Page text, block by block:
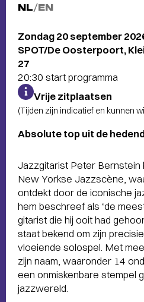
NL/EN
Zondag 20 september
SPOT/De Oosterpoort,
27
20:30 start programma
Vrije zitplaatsen
(Tijden zijn indicatief en kunnen
Absolute top uit de
Jazzgitarist Peter Bernstein
New Yorkse Jazzscène,
ontdekt door de iconische
hem beschreef als ‘de
gitarist die hij ooit had
staat bekend om zijn
vloeiende solospel. Met
zijn naam, waaronder 14
een onmiskenbare stempel
jazzwereld.